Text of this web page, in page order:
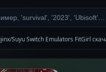
Suyu Switch Emulators FitGirl